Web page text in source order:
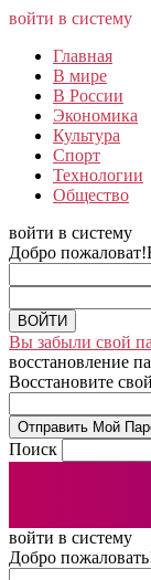
войти в систему
Главная
В мире
В России
Экономика
Культура
Спорт
Технологии
Общество
войти в систему
Добро пожаловат!
Вы забыли свой
восстановление
Восстановите
Поиск
войти в систему
Добро